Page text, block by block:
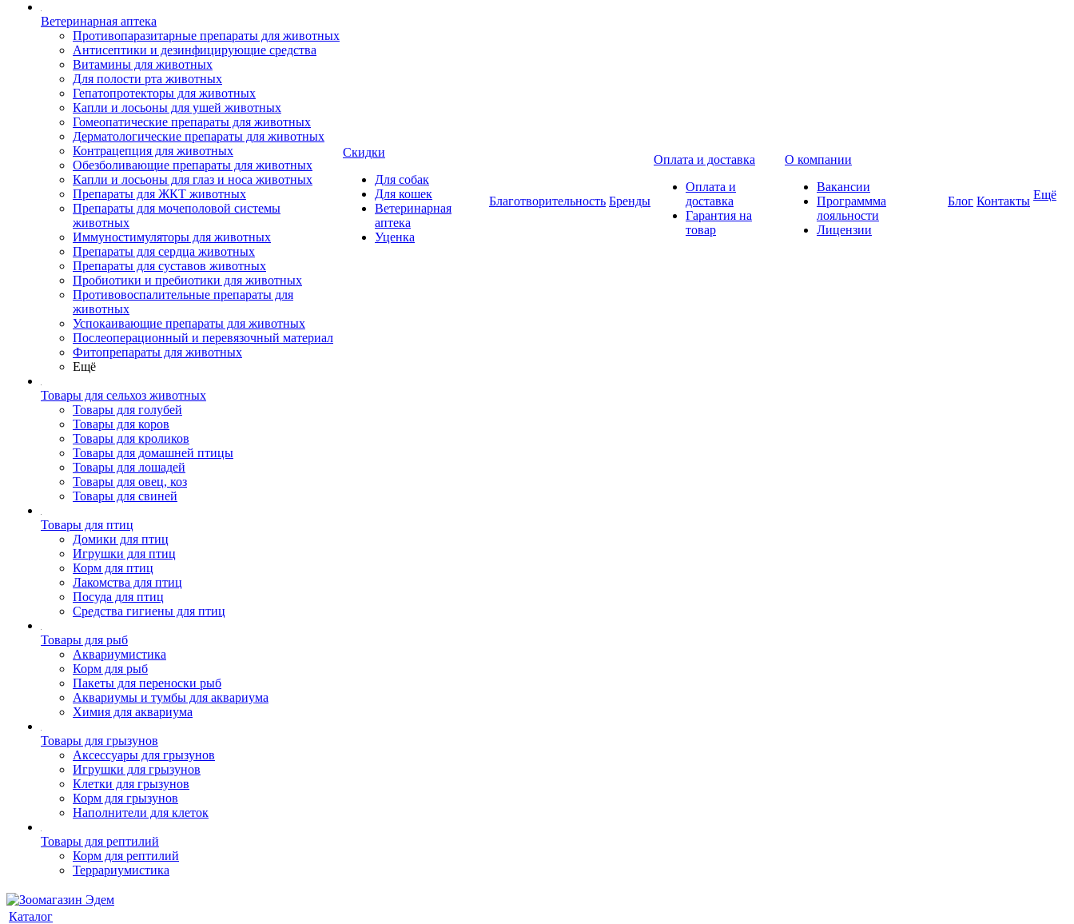
Ветеринарная аптека
Противопаразитарные препараты для животных
Антисептики и дезинфицирующие средства
Витамины для животных
Для полости рта животных
Гепатопротекторы для животных
Капли и лосьоны для ушей животных
Гомеопатические препараты для животных
Дерматологические препараты для животных
Контрацепция для животных
Обезболивающие препараты для животных
Капли и лосьоны для глаз и носа животных
Препараты для ЖКТ животных
Препараты для мочеполовой системы
животных
Иммуностимуляторы для животных
Препараты для сердца животных
Препараты для суставов животных
Пробиотики и пребиотики для животных
Противовоспалительные препараты для
животных
Успокаивающие препараты для животных
Послеоперационный и перевязочный материал
Фитопрепараты для животных
Ещё
Товары для сельхоз животных
Товары для голубей
Товары для коров
Товары для кроликов
Товары для домашней птицы
Товары для лошадей
Товары для овец, коз
Товары для свиней
Товары для птиц
Домики для птиц
Игрушки для птиц
Корм для птиц
Лакомства для птиц
Посуда для птиц
Средства гигиены для птиц
Товары для рыб
Аквариумистика
Корм для рыб
Пакеты для переноски рыб
Аквариумы и тумбы для аквариума
Химия для аквариума
Товары для грызунов
Аксессуары для грызунов
Игрушки для грызунов
Клетки для грызунов
Корм для грызунов
Наполнители для клеток
Товары для рептилий
Корм для рептилий
Террариумистика
Скидки
Для собак
Для кошек
Ветеринарная
аптека
Уценка
Благотворительность Бренды
Оплата и доставка
Оплата и
доставка
Гарантия на
товар
О компании
Вакансии
Программма
лояльности
Лицензии
Блог Контакты Ещё
Каталог